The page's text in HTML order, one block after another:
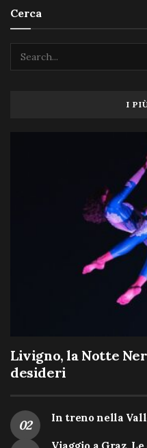
Cerca
I
Livigno, la Notte
desideri
In treno nella